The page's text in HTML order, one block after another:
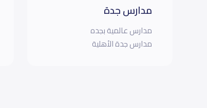
مدارس جدة
مدارس عالمية بجده
مدارس جدة الأهلية